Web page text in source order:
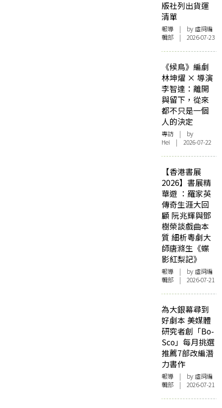
版社列出貨運
清單
報導 | by 虛詞編
輯部 | 2026-07-23
《候鳥》編劇
林坤燿 × 導演
李智達：離開
與留下，從來
都不只是一個
人的決定
專訪 | by
Hei | 2026-07-22
【香港書展
2026】書展精
華遊 ：羅家英
傳奇生涯大回
顧 阮兆輝與鄧
樹榮談戲曲本
質 細析粵劇大
師唐滌生《蝶
影紅梨記》
報導 | by 虛詞編
輯部 | 2026-07-21
為大銀幕尋到
好劇本 美媒體
研究者創「Bo-
Sco」每月挑選
推薦7部改編潛
力書作
報導 | by 虛詞編
輯部 | 2026-07-21